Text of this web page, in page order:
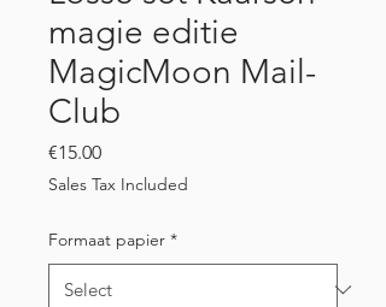
magie editie
MagicMoon Mail-
Club
€15.00Price
Sales Tax Included
Formaat papier *